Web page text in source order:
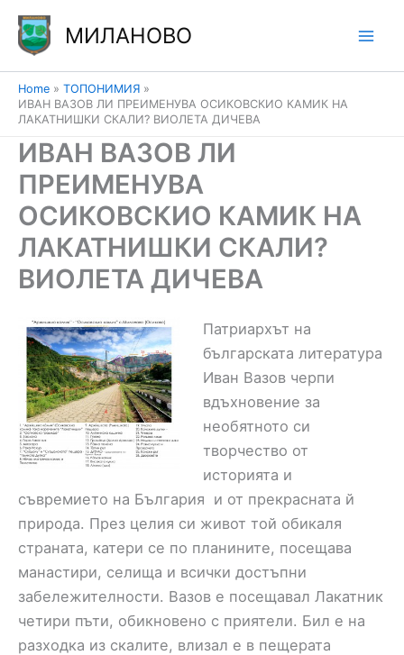
Skip
content
МИЛАНОВО
Home
ТОПОНИМИЯ
ИВАН ВАЗОВ ЛИ ПРЕИМЕНУВА ОСИКОВСКИО КАМИК НА
ЛАКАТНИШКИ СКАЛИ? ВИОЛЕТА ДИЧЕВА
ИВАН ВАЗОВ ЛИ
ПРЕИМЕНУВА
ОСИКОВСКИО КАМИК НА
ЛАКАТНИШКИ СКАЛИ?
ВИОЛЕТА ДИЧЕВА
Патриархът на
българската литература
Иван Вазов черпи
вдъхновение за
необятното си
творчество от
историята и
съвремието на България и от прекрасната й
природа. През целия си живот той обикаля
страната, катери се по планините, посещава
манастири, селища и всички достъпни
забележителности. Вазов е посещавал Лакатник
четири пъти, обикновено с приятели. Бил е на
разходка из скалите, влизал е в пещерата